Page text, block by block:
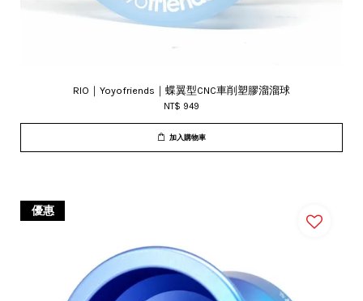
RIO｜Yoyofriends｜蝶翼型CNC車削塑膠溜溜球
NT$ 949
加入購物車
優惠